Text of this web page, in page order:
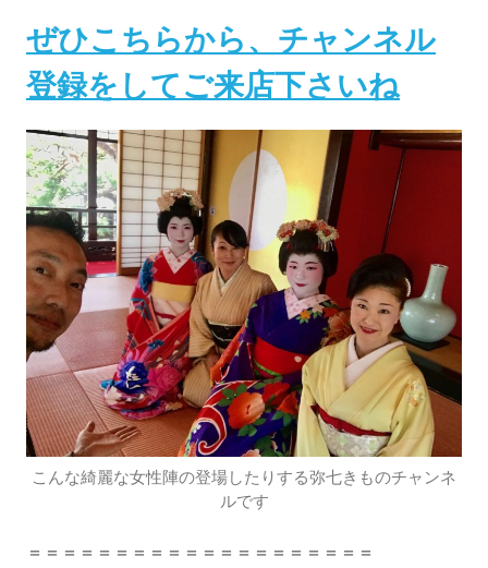
ぜひこちらから、チャンネル
登録をしてご来店下さいね
こんな綺麗な女性陣の登場したりする弥七きものチャンネ
ルです
＝＝＝＝＝＝＝＝＝＝＝＝＝＝＝＝＝＝＝＝